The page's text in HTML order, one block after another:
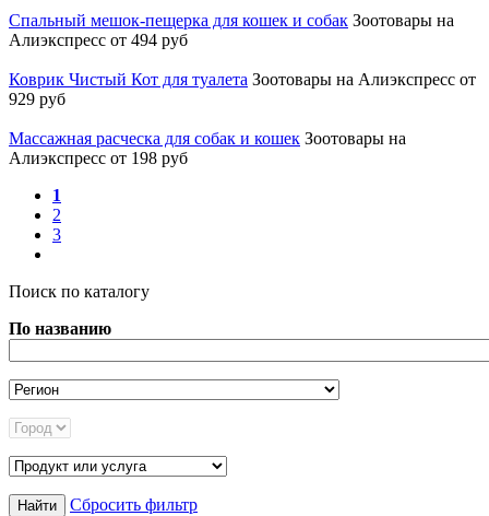
Спальный мешок-пещерка для кошек и собак Зоотовары на
Алиэкспресс от 494 руб
Коврик Чистый Кот для туалета Зоотовары на Алиэкспресс от
929 руб
Массажная расческа для собак и кошек Зоотовары на
Алиэкспресс от 198 руб
1
2
3
Поиск по каталогу
По названию
Сбросить фильтр